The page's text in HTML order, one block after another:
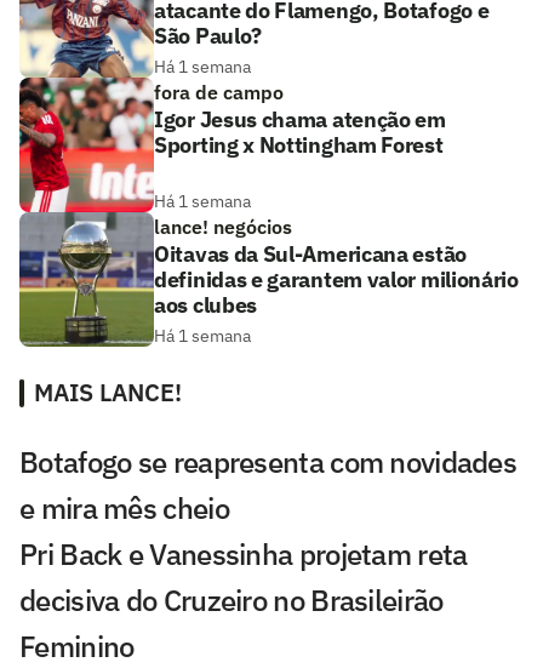
atacante do Flamengo, Botafogo e
São Paulo?
Há 1 semana
fora de campo
Igor Jesus chama atenção em
Sporting x Nottingham Forest
Há 1 semana
lance! negócios
Oitavas da Sul-Americana estão
definidas e garantem valor milionário
aos clubes
Há 1 semana
MAIS LANCE!
Botafogo se reapresenta com novidades
e mira mês cheio
Pri Back e Vanessinha projetam reta
decisiva do Cruzeiro no Brasileirão
Feminino